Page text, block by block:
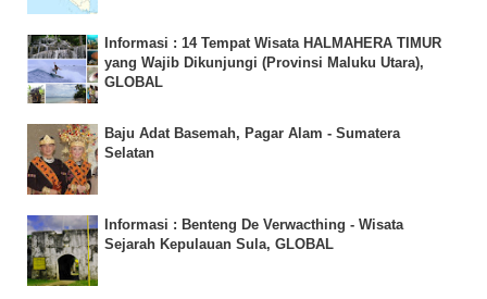
Informasi : 14 Tempat Wisata HALMAHERA TIMUR
yang Wajib Dikunjungi (Provinsi Maluku Utara),
GLOBAL
Baju Adat Basemah, Pagar Alam - Sumatera
Selatan
Informasi : Benteng De Verwacthing - Wisata
Sejarah Kepulauan Sula, GLOBAL